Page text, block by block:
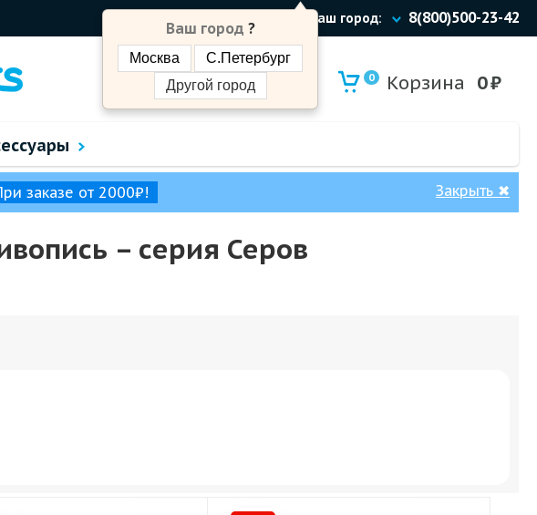
Ваш город:
Ваш город ?
Москва
С.Петербург
Другой город
8(800)500-23-42
0 Корзина 0₽
заказе от 2000₽! Закрыть ✖
– cерия Серов